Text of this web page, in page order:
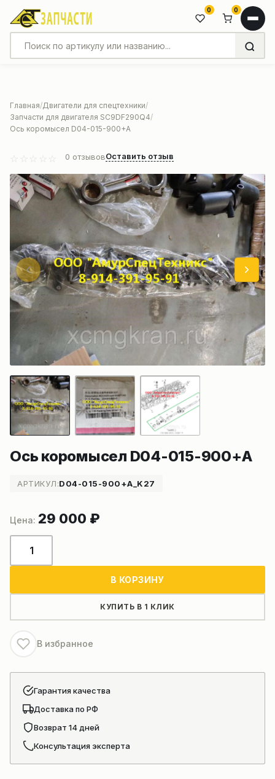
0 0
Главная Двигатели для спецтехники
Запчасти для двигателя SC9DF290Q4
Ось коромысел D04-015-900+A
0 отзывовОставить отзыв
Ось коромысел D04-015-900+A
АРТИКУЛ:D04-015-900+A_K27
29 000 ₽
товара
015-
900+A
В КОРЗИНУ
КУПИТЬ В 1 КЛИК
В избранное
Гарантия качества
Доставка по РФ
Возврат 14 дней
Консультация эксперта